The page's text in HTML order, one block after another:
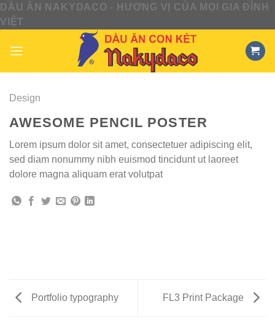
DẦU ĂN NAKYDACO - HƯƠNG VỊ CỦA MỌI GIA ĐÌNH
VIỆT
Design
AWESOME PENCIL POSTER
Lorem ipsum dolor sit amet, consectetuer adipiscing elit,
sed diam nonummy nibh euismod tincidunt ut laoreet
dolore magna aliquam erat volutpat
Portfolio typography FL3 Print Package